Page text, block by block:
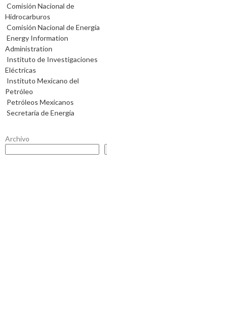
Comisión Nacional de
Hidrocarburos
Comisión Nacional de Energía
Energy Information
Administration
Instituto de Investigaciones
Eléctricas
Instituto Mexicano del
Petróleo
Petróleos Mexicanos
Secretaría de Energía
Archivo